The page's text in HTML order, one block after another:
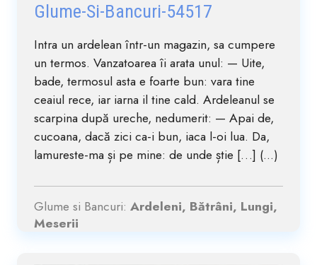
Glume-Si-Bancuri-54517
Intra un ardelean într-un magazin, sa cumpere
un termos. Vanzatoarea îi arata unul: — Uite,
bade, termosul asta e foarte bun: vara tine
ceaiul rece, iar iarna il tine cald. Ardeleanul se
scarpina după ureche, nedumerit: — Apai de,
cucoana, dacă zici ca-i bun, iaca l-oi lua. Da,
lamureste-ma și pe mine: de unde știe […] (...)
Glume si Bancuri: Ardeleni, Bătrâni, Lungi,
Meserii